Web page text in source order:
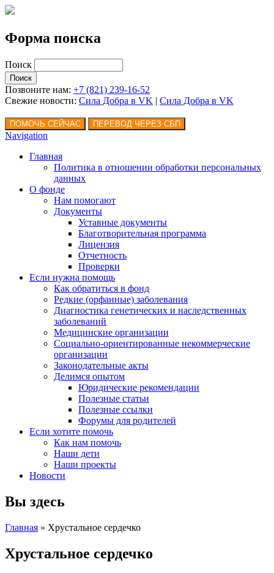
Форма поиска
Поиск
Позвоните нам: +7 (821) 239-16-52
Свежие новости: Сила Добра в VK | Сила Добра в VK
Navigation
Главная
Политика в отношении обработки персональных
данных
О фонде
Нам помогают
Документы
Уставные документы
Благотворительная программа
Лицензия
Отчетность
Проверки
Если нужна помощь
Как обратиться в фонд
Редкие (орфанные) заболевания
Диагностика генетических и наследственных
заболеваний
Медицинские организации
Социально-ориентированные некоммерческие
организации
Законодательные акты
Делимся опытом
Юридические рекомендации
Полезные статьи
Полезные ссылки
Форумы для родителей
Если хотите помочь
Как нам помочь
Наши дети
Наши проекты
Новости
Вы здесь
Главная » Хрустальное сердечко
Хрустальное сердечко